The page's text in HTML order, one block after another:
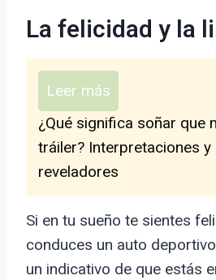
La felicidad y la
Leer más
¿Qué significa soñar que
tráiler? Interpretaciones
reveladores
Si en tu sueño te sientes
conduces un auto
un indicativo de que estás